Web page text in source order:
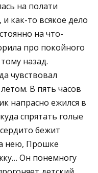
на полати
как-то всякое дело
на что-
про покойного
назад.
чувствовал
В пять часов
напрасно ежился в
спрятать голые
бежит
нею, Прошке
Он понемногу